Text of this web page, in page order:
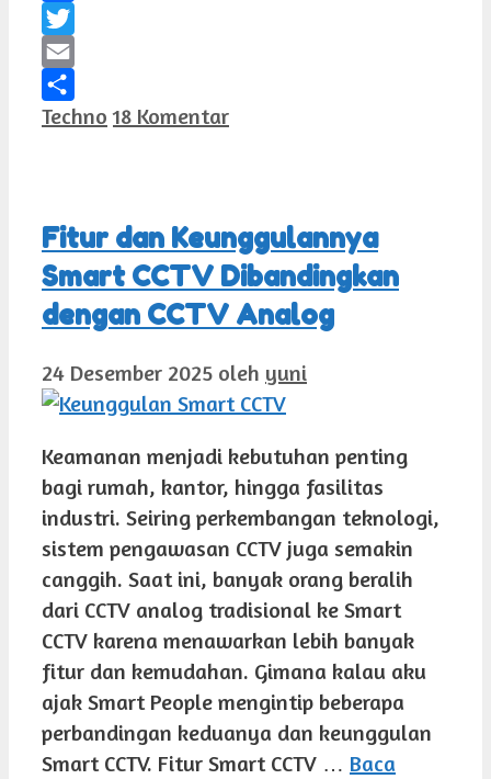
Facebook
Twitter
Email
Share
Kategori
Techno 18 Komentar
Fitur dan Keunggulannya
Smart CCTV Dibandingkan
dengan CCTV Analog
24 Desember 2025 oleh yuni
Keamanan menjadi kebutuhan penting
bagi rumah, kantor, hingga fasilitas
industri. Seiring perkembangan teknologi,
sistem pengawasan CCTV juga semakin
canggih. Saat ini, banyak orang beralih
dari CCTV analog tradisional ke Smart
CCTV karena menawarkan lebih banyak
fitur dan kemudahan. Gimana kalau aku
ajak Smart People mengintip beberapa
perbandingan keduanya dan keunggulan
Smart CCTV. Fitur Smart CCTV … Baca